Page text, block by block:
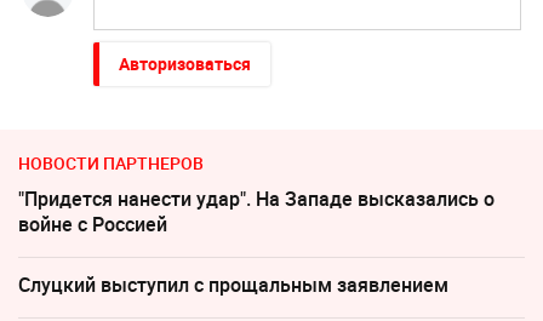
Авторизоваться
НОВОСТИ ПАРТНЕРОВ
"Придется нанести удар". На Западе высказались о
войне с Россией
Слуцкий выступил с прощальным заявлением